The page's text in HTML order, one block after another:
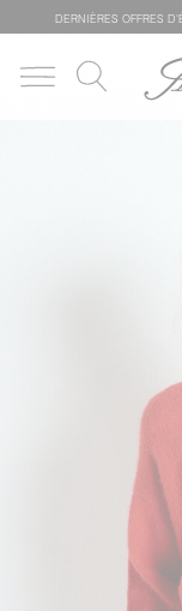
DERNIÈRES OFFRES